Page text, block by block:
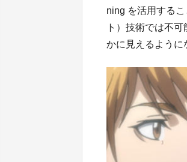
ning を活用する
ト）技術では不
かに見えるように